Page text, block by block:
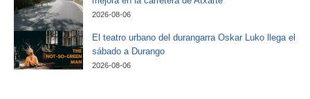
2026-08-06
El teatro urbano del durangarra Oskar Luko llega el
sábado a Durango
2026-08-06